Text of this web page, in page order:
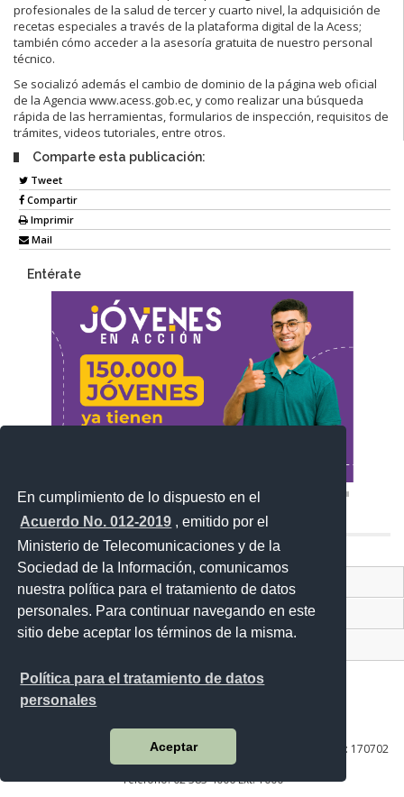
En cumplimiento de lo dispuesto en el
Acuerdo No. 012-2019 , emitido por el
Ministerio de Telecomunicaciones y de la
Sociedad de la Información, comunicamos
nuestra política para el tratamiento de datos
personales. Para continuar navegando en este
sitio debe aceptar los términos de la misma.
Política para el tratamiento de datos
personales
Aceptar
profesionales de la salud de tercer y cuarto nivel, la adquisición de
recetas especiales a través de la plataforma digital de la Acess;
también cómo acceder a la asesoría gratuita de nuestro personal
técnico.
Se socializó además el cambio de dominio de la página web oficial
de la Agencia www.acess.gob.ec, y como realizar una búsqueda
rápida de las herramientas, formularios de inspección, requisitos de
trámites, videos tutoriales, entre otros.
Comparte esta publicación:
Tweet
Compartir
Imprimir
Mail
Entérate
Contacto Ciudadano Digital
Portal Trámites Ciudadanos
Sistema Nacional de Información (SNI)
Av. Lira Ňan entre Amaru Ňan y Quitumbe Ñan
Plataforma Gubernamental de Desarrollo Social | Código Postal: 170702
| Quito - Ecuador
Teléfono: 02 383 4006 Ext. 1000